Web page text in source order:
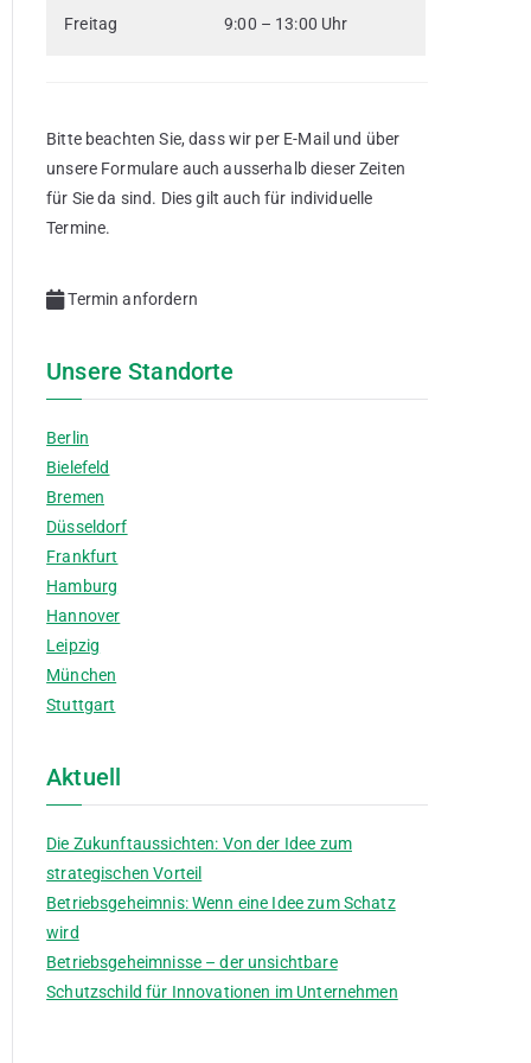
Freitag 9:00 – 13:00 Uhr
Bitte beachten Sie, dass wir per E-Mail und über
unsere Formulare auch ausserhalb dieser Zeiten
für Sie da sind. Dies gilt auch für individuelle
Termine.
Termin anfordern
Unsere Standorte
Berlin
Bielefeld
Bremen
Düsseldorf
Frankfurt
Hamburg
Hannover
Leipzig
München
Stuttgart
Aktuell
Die Zukunftaussichten: Von der Idee zum
strategischen Vorteil
Betriebsgeheimnis: Wenn eine Idee zum Schatz
wird
Betriebsgeheimnisse – der unsichtbare
Schutzschild für Innovationen im Unternehmen